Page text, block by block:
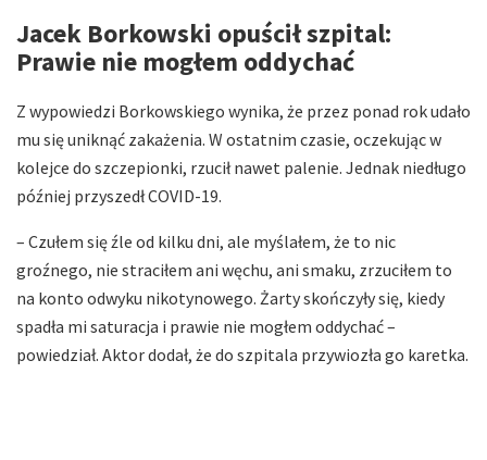
Jacek Borkowski opuścił szpital:
Prawie nie mogłem oddychać
Z wypowiedzi Borkowskiego wynika, że przez ponad rok udało
mu się uniknąć zakażenia. W ostatnim czasie, oczekując w
kolejce do szczepionki, rzucił nawet palenie. Jednak niedługo
później przyszedł COVID-19.
– Czułem się źle od kilku dni, ale myślałem, że to nic
groźnego, nie straciłem ani węchu, ani smaku, zrzuciłem to
na konto odwyku nikotynowego. Żarty skończyły się, kiedy
spadła mi saturacja i prawie nie mogłem oddychać –
powiedział. Aktor dodał, że do szpitala przywiozła go karetka.